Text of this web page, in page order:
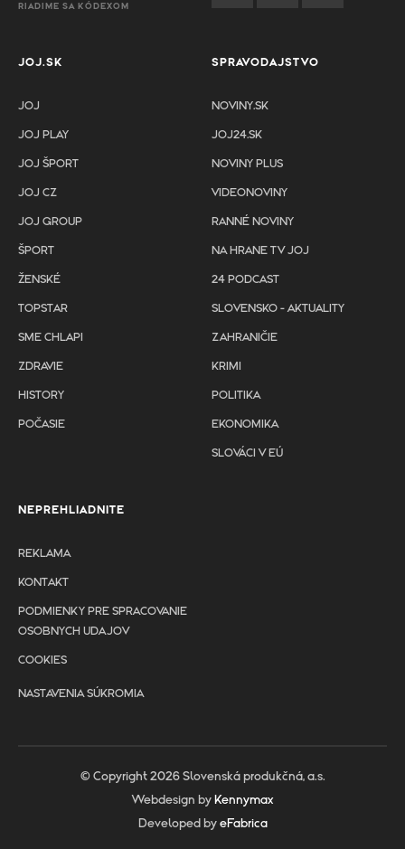
RIADIME SA KÓDEXOM
JOJ.SK
JOJ
JOJ PLAY
JOJ ŠPORT
JOJ CZ
JOJ GROUP
ŠPORT
ŽENSKÉ
TOPSTAR
SME CHLAPI
ZDRAVIE
HISTORY
POČASIE
SPRAVODAJSTVO
NOVINY.SK
JOJ24.SK
NOVINY PLUS
VIDEONOVINY
RANNÉ NOVINY
NA HRANE TV JOJ
24 PODCAST
SLOVENSKO - AKTUALITY
ZAHRANIČIE
KRIMI
POLITIKA
EKONOMIKA
SLOVÁCI V EÚ
NEPREHLIADNITE
REKLAMA
KONTAKT
PODMIENKY PRE SPRACOVANIE
OSOBNYCH UDAJOV
COOKIES
NASTAVENIA SÚKROMIA
© Copyright 2026 Slovenská produkčná, a.s.
Webdesign by Kennymax
Developed by eFabrica